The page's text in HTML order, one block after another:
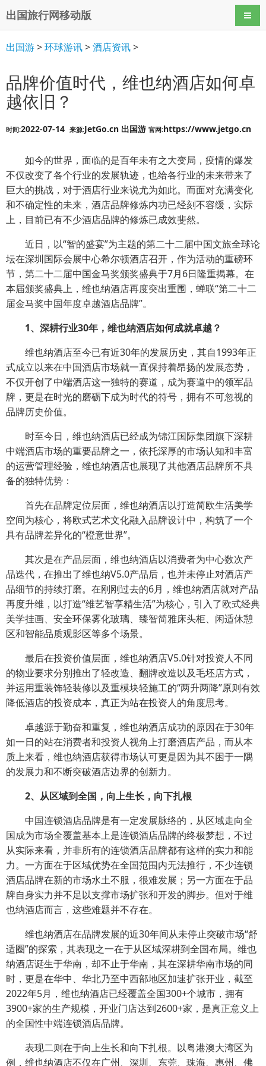
出国旅行网移动版 导航
出国游>环球游讯>酒店资讯>
品牌价值时代，维也纳酒店如何卓
越依旧？
时间:2022-07-14 来源:JetGo.cn 出国游 官网:https://www.jetgo.cn
如今的世界，面临的是百年未有之大变局，疫情的爆发
不仅改变了各个行业的发展轨迹，也给各行业的未来带来了
巨大的挑战，对于酒店行业来说尤为如此。而面对充满变化
和不确定性的未来，酒店品牌修炼内功已经刻不容缓，实际
上，目前已有不少酒店品牌的修炼已成效斐然。
近日，以“智的盛宴”为主题的第二十二届中国文旅全球论
坛在深圳国际会展中心希尔顿酒店召开，作为活动的重磅环
节，第二十二届中国金马奖颁奖盛典于7月6日隆重揭幕。在
本届颁奖盛典上，维也纳酒店再度突出重围，蝉联“第二十二
届金马奖中国年度卓越酒店品牌”。
1、深耕行业30年，维也纳酒店如何成就卓越？
维也纳酒店至今已有近30年的发展历史，其自1993年正
式成立以来在中国酒店市场就一直保持着昂扬的发展态势，
不仅开创了中端酒店这一独特的赛道，成为赛道中的领军品
牌，更是在时光的磨砺下成为时代的符号，拥有不可忽视的
品牌历史价值。
时至今日，维也纳酒店已经成为锦江国际集团旗下深耕
中端酒店市场的重要品牌之一，依托深厚的市场认知和丰富
的运营管理经验，维也纳酒店也展现了其他酒店品牌所不具
备的独特优势：
首先在品牌定位层面，维也纳酒店以打造简欧生活美学
空间为核心，将欧式艺术文化融入品牌设计中，构筑了一个
具有品牌差异化的“橙意世界”。
其次是在产品层面，维也纳酒店以消费者为中心数次产
品迭代，在推出了维也纳V5.0产品后，也并未停止对酒店产
品细节的持续打磨。在刚刚过去的6月，维也纳酒店就对产品
再度升维，以打造“维艺智享精生活”为核心，引入了欧式经典
美学挂画、安全环保雾化玻璃、臻智简雅床头柜、闲适休憩
区和智能品质观影区等多个场景。
最后在投资价值层面，维也纳酒店V5.0针对投资人不同
的物业要求分别推出了轻改造、翻牌改造以及毛坯店方式，
并运用重装饰轻装修以及重模块轻施工的“两升两降”原则有效
降低酒店的投资成本，真正为站在投资人的角度思考。
卓越源于勤奋和重复，维也纳酒店成功的原因在于30年
如一日的站在消费者和投资人视角上打磨酒店产品，而从本
质上来看，维也纳酒店获得市场认可更是因为其不困于一隅
的发展力和不断突破酒店边界的创新力。
2、从区域到全国，向上生长，向下扎根
中国连锁酒店品牌是有一定发展脉络的，从区域走向全
国成为市场全覆盖基本上是连锁酒店品牌的终极梦想，不过
从实际来看，并非所有的连锁酒店品牌都有这样的实力和能
力。一方面在于区域优势在全国范围内无法推行，不少连锁
酒店品牌在新的市场水土不服，很难发展；另一方面在于品
牌自身实力并不足以支撑市场扩张和开发的脚步。但对于维
也纳酒店而言，这些难题并不存在。
维也纳酒店在品牌发展的近30年间从未停止突破市场“舒
适圈”的探索，其表现之一在于从区域深耕到全国布局。维也
纳酒店诞生于华南，却不止于华南，其在深耕华南市场的同
时，更是在华中、华北乃至中西部地区加速扩张开业，截至
2022年5月，维也纳酒店已经覆盖全国300+个城市，拥有
3900+家的生产规模，开业门店达到2600+家，是真正意义上
的全国性中端连锁酒店品牌。
表现二则在于向上生长和向下扎根。以粤港澳大湾区为
例，维也纳酒店不仅在广州、深圳、东莞、珠海、惠州、佛